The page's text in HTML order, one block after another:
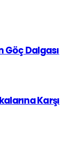
Göç Dalgası
Karşı